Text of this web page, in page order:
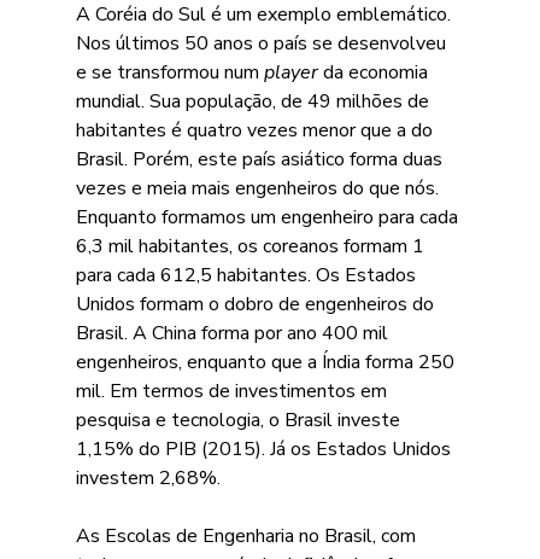
A Coréia do Sul é um exemplo emblemático.
Nos últimos 50 anos o país se desenvolveu
e se transformou num player da economia
mundial. Sua população, de 49 milhões de
habitantes é quatro vezes menor que a do
Brasil. Porém, este país asiático forma duas
vezes e meia mais engenheiros do que nós.
Enquanto formamos um engenheiro para cada
6,3 mil habitantes, os coreanos formam 1
para cada 612,5 habitantes. Os Estados
Unidos formam o dobro de engenheiros do
Brasil. A China forma por ano 400 mil
engenheiros, enquanto que a Índia forma 250
mil. Em termos de investimentos em
pesquisa e tecnologia, o Brasil investe
1,15% do PIB (2015). Já os Estados Unidos
investem 2,68%.
As Escolas de Engenharia no Brasil, com